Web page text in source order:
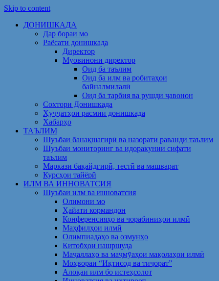
Skip to content
ДОНИШКАДА
Дар бораи мо
Раёсати донишкада
Директор
Муовинони директор
Оид ба таълим
Оид ба илм ва робитаҳои
байналмилалӣ
Оид ба тарбия ва рушди ҷавонон
Сохтори Донишкада
Ҳуҷҷатҳои расмии донишкада
Хабарҳо
ТАЪЛИМ
Шуъбаи банақшагирӣ ва назорати раванди таълим
Шуъбаи мониторинг ва идоракунии сифати
таълим
Маркази бақайдгирӣ, тестӣ ва машварат
Курсҳои тайёрӣ
ИЛМ ВА ИННОВАТСИЯ
Шуъбаи илм ва инноватсия
Олимони мо
Ҳайати кормандон
Конференсияҳо ва чорабиниҳои илмӣ
Маҳфилҳои илмӣ
Олимпиадаҳо ва озмунҳо
Китобҳои нашршуда
Маҷаллаҳо ва маҷмӯаҳои мақолаҳои илмӣ
Моҳвораи “Иқтисод ва тиҷорат”
Алоқаи илм бо истеҳсолот